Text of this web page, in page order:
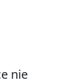
nie